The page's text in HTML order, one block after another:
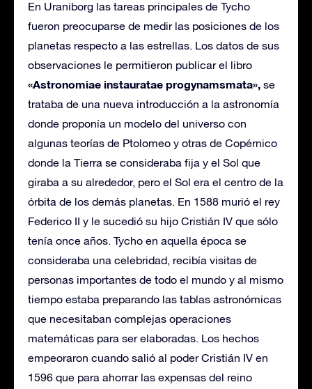
En Uraniborg las tareas principales de Tycho
fueron preocuparse de medir las posiciones de los
planetas respecto a las estrellas. Los datos de sus
observaciones le permitieron publicar el libro
«Astronomiae instauratae progynamsmata», se
trataba de una nueva introducción a la astronomía
donde proponía un modelo del universo con
algunas teorías de Ptolomeo y otras de Copérnico
donde la Tierra se consideraba fija y el Sol que
giraba a su alrededor, pero el Sol era el centro de la
órbita de los demás planetas. En 1588 murió el rey
Federico II y le sucedió su hijo Cristián IV que sólo
tenía once años. Tycho en aquella época se
consideraba una celebridad, recibía visitas de
personas importantes de todo el mundo y al mismo
tiempo estaba preparando las tablas astronómicas
que necesitaban complejas operaciones
matemáticas para ser elaboradas. Los hechos
empeoraron cuando salió al poder Cristián IV en
1596 que para ahorrar las expensas del reino